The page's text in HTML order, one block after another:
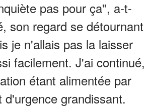
pas pour ça", a-t-
son regard se détournant
je n'allais pas la laisser
facilement. J'ai continué,
étant alimentée par
d'urgence grandissant.